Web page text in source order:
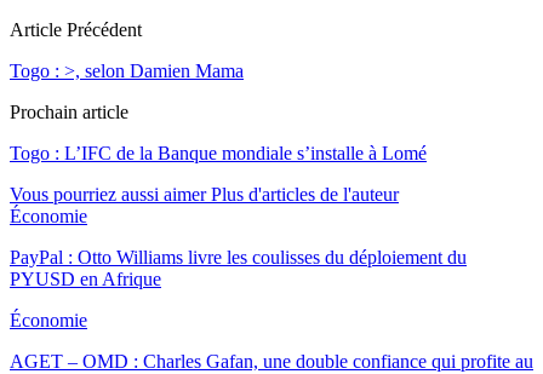
Article Précédent
Togo : >, selon Damien Mama
Prochain article
Togo : L’IFC de la Banque mondiale s’installe à Lomé
Vous pourriez aussi aimer Plus d'articles de l'auteur
Économie
PayPal : Otto Williams livre les coulisses du déploiement du
PYUSD en Afrique
Économie
AGET – OMD : Charles Gafan, une double confiance qui profite au